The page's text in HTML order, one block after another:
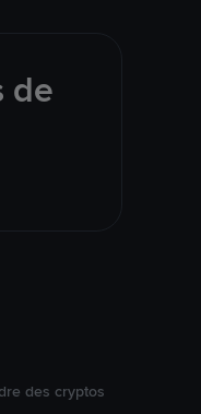
de
des cryptos